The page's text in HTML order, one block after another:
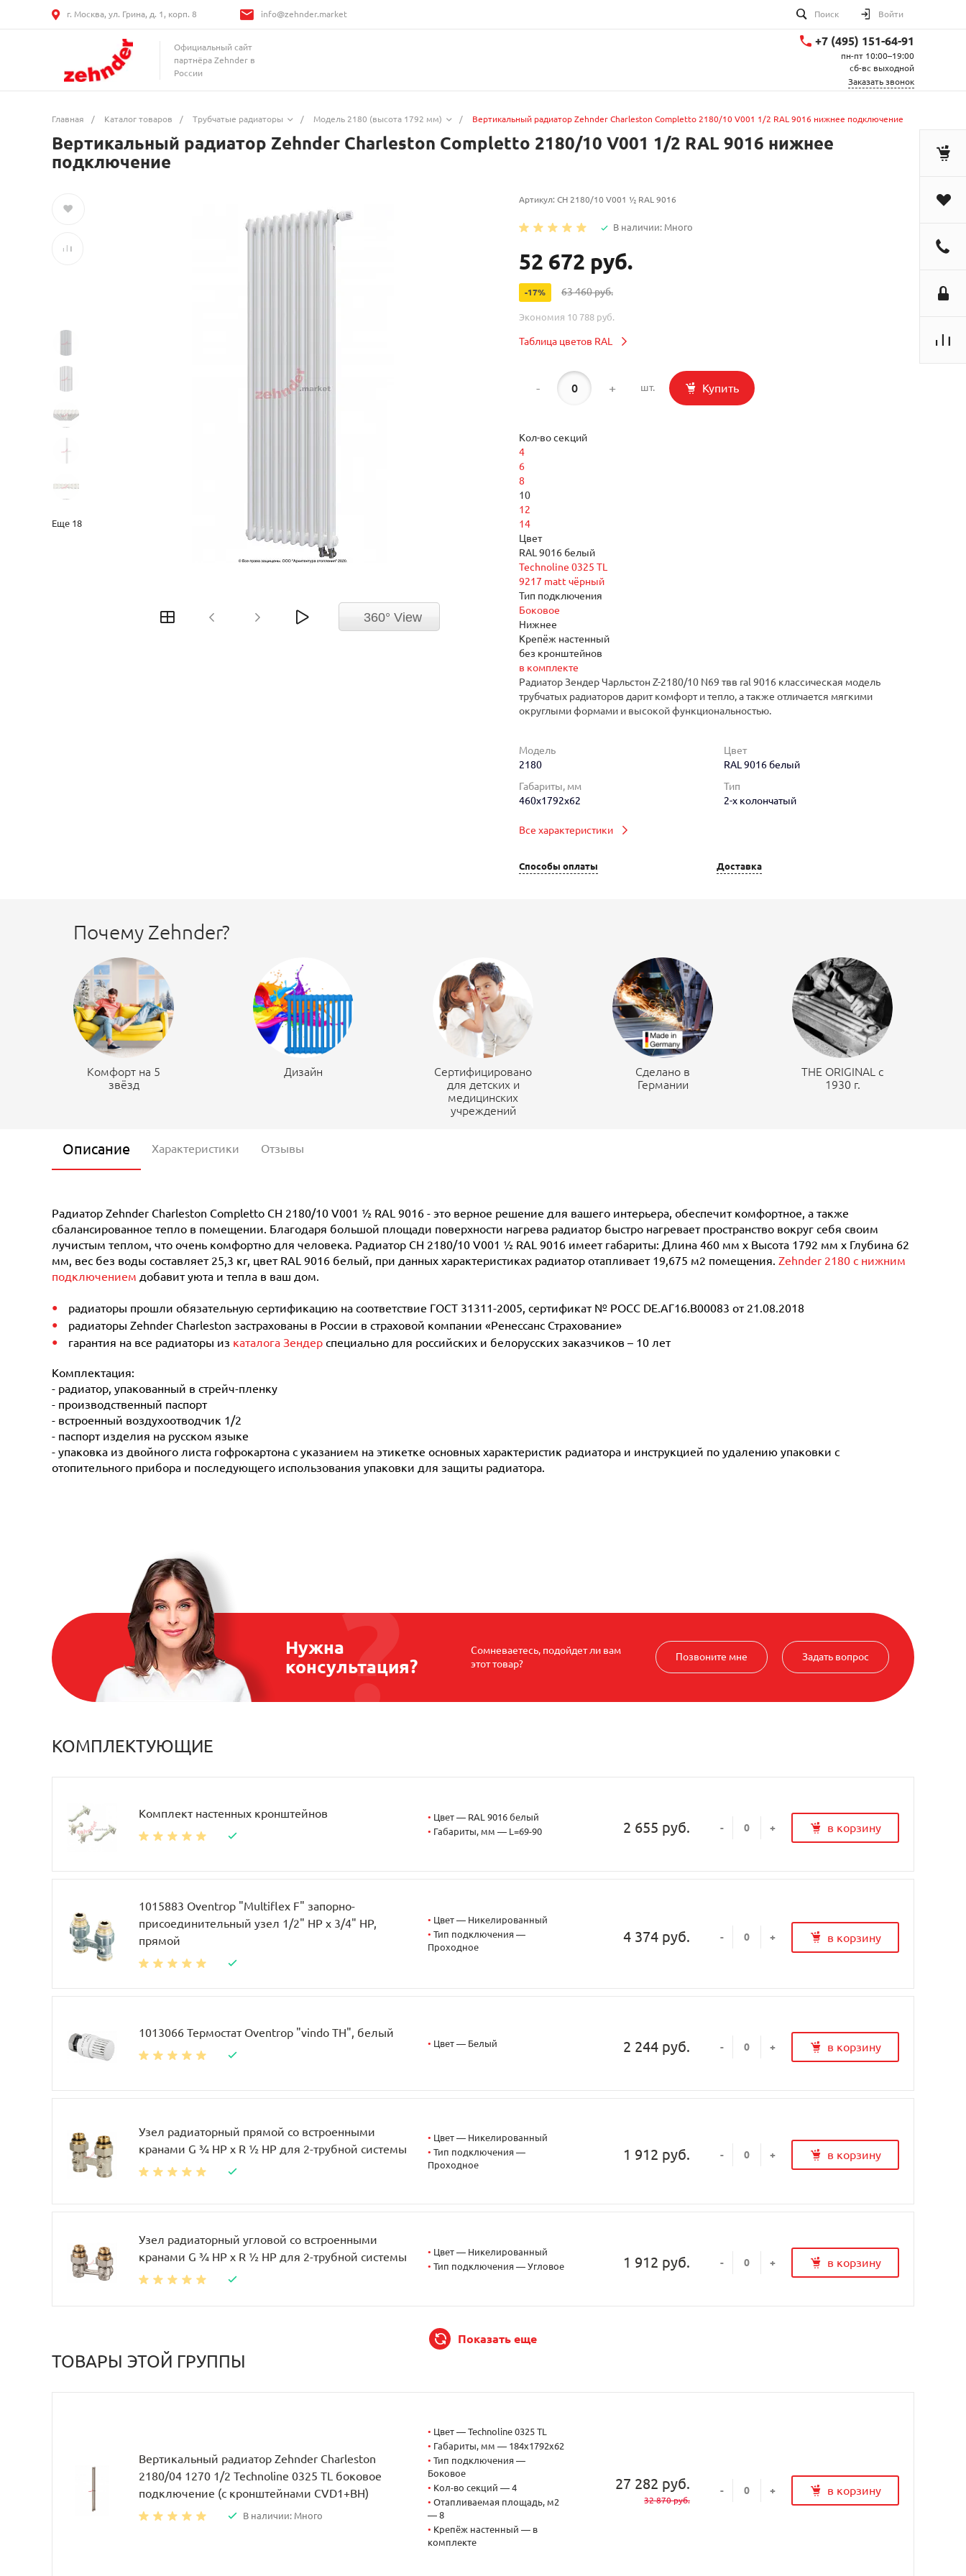
г. Москва, ул. Грина, д. 1, корп. 8 info@zehnder.market Поиск Войти
Официальный сайт
партнёра Zehnder в
России
+7 (495) 151-64-91
пн-пт 10:00–19:00
сб-вс выходной
Заказать звонок
Главная / Каталог товаров / Трубчатые радиаторы / Модель 2180 (высота 1792 мм) / Вертикальный радиатор Zehnder Charleston Completto 2180/10 V001 1/2 RAL 9016 нижнее подключение
Вертикальный радиатор Zehnder Charleston Completto 2180/10 V001 1/2 RAL 9016 нижнее
подключение
Еще 18
360° View
Артикул: CH 2180/10 V001 ½ RAL 9016
В наличии: Много
52 672 руб.
-17% 63 460 руб.
Экономия 10 788 руб.
Таблица цветов RAL
- + шт. Купить
Кол-во секций
4
6
8
10
12
14
Цвет
RAL 9016 белый
Technoline 0325 TL
9217 matt чёрный
Тип подключения
Боковое
Нижнее
Крепёж настенный
без кронштейнов
в комплекте
Радиатор Зендер Чарльстон Z-2180/10 N69 твв ral 9016 классическая модель
трубчатых радиаторов дарит комфорт и тепло, а также отличается мягкими
округлыми формами и высокой функциональностью.
Модель
2180
Цвет
RAL 9016 белый
Габариты, мм
460x1792x62
Тип
2-х колончатый
Все характеристики
Способы оплаты Доставка
Почему Zehnder?
Комфорт на 5
звёзд
Дизайн
Сертифицировано
для детских и
медицинских
учреждений
Сделано в
Германии
THE ORIGINAL c
1930 г.
Описание Характеристики Отзывы
Радиатор Zehnder Charleston Completto CH 2180/10 V001 ½ RAL 9016 - это верное решение для вашего интерьера, обеспечит комфортное, а также
сбалансированное тепло в помещении. Благодаря большой площади поверхности нагрева радиатор быстро нагревает пространство вокруг себя своим
лучистым теплом, что очень комфортно для человека. Радиатор CH 2180/10 V001 ½ RAL 9016 имеет габариты: Длина 460 мм х Высота 1792 мм х Глубина 62
мм, вес без воды составляет 25,3 кг, цвет RAL 9016 белый, при данных характеристиках радиатор отапливает 19,675 м2 помещения. Zehnder 2180 с нижним
подключением добавит уюта и тепла в ваш дом.
радиаторы прошли обязательную сертификацию на соответствие ГОСТ 31311-2005, сертификат № POCC DE.АГ16.В00083 от 21.08.2018
радиаторы Zehnder Charleston застрахованы в России в страховой компании «Ренессанс Страхование»
гарантия на все радиаторы из каталога Зендерспециально для российских и белорусских заказчиков – 10 лет
Комплектация:
- радиатор, упакованный в стрейч-пленку
- производственный паспорт
- встроенный воздухоотводчик 1/2
- паспорт изделия на русском языке
- упаковка из двойного листа гофрокартона с указанием на этикетке основных характеристик радиатора и инструкцией по удалению упаковки с
отопительного прибора и последующего использования упаковки для защиты радиатора.
Нужна
консультация?
Сомневаетесь, подойдет ли вам
этот товар?
Позвоните мне Задать вопрос
КОМПЛЕКТУЮЩИЕ
Комплект настенных кронштейнов • Цвет — RAL 9016 белый
• Габариты, мм — L=69-90 2 655 руб. - + в корзину
1015883 Oventrop "Multiflex F" запорно-
присоединительный узел 1/2" НР x 3/4" НР,
прямой
• Цвет — Никелированный
• Тип подключения —
Проходное
4 374 руб. - + в корзину
1013066 Термостат Oventrop "vindo TH", белый
• Цвет — Белый 2 244 руб. - + в корзину
Узел радиаторный прямой со встроенными
кранами G ¾ НР x R ½ НР для 2-трубной системы
• Цвет — Никелированный
• Тип подключения —
Проходное
1 912 руб. - + в корзину
Узел радиаторный угловой со встроенными
кранами G ¾ НР x R ½ НР для 2-трубной системы
• Цвет — Никелированный
• Тип подключения — Угловое 1 912 руб. - + в корзину
Показать еще
ТОВАРЫ ЭТОЙ ГРУППЫ
Вертикальный радиатор Zehnder Charleston
2180/04 1270 1/2 Technoline 0325 TL боковое
подключение (с кронштейнами CVD1+BH)
В наличии: Много
• Цвет — Technoline 0325 TL
• Габариты, мм — 184x1792x62
• Тип подключения —
Боковое
• Кол-во секций — 4
• Отапливаемая площадь, м2
— 8
• Крепёж настенный — в
комплекте
27 282 руб.
32 870 руб.
- + в корзину